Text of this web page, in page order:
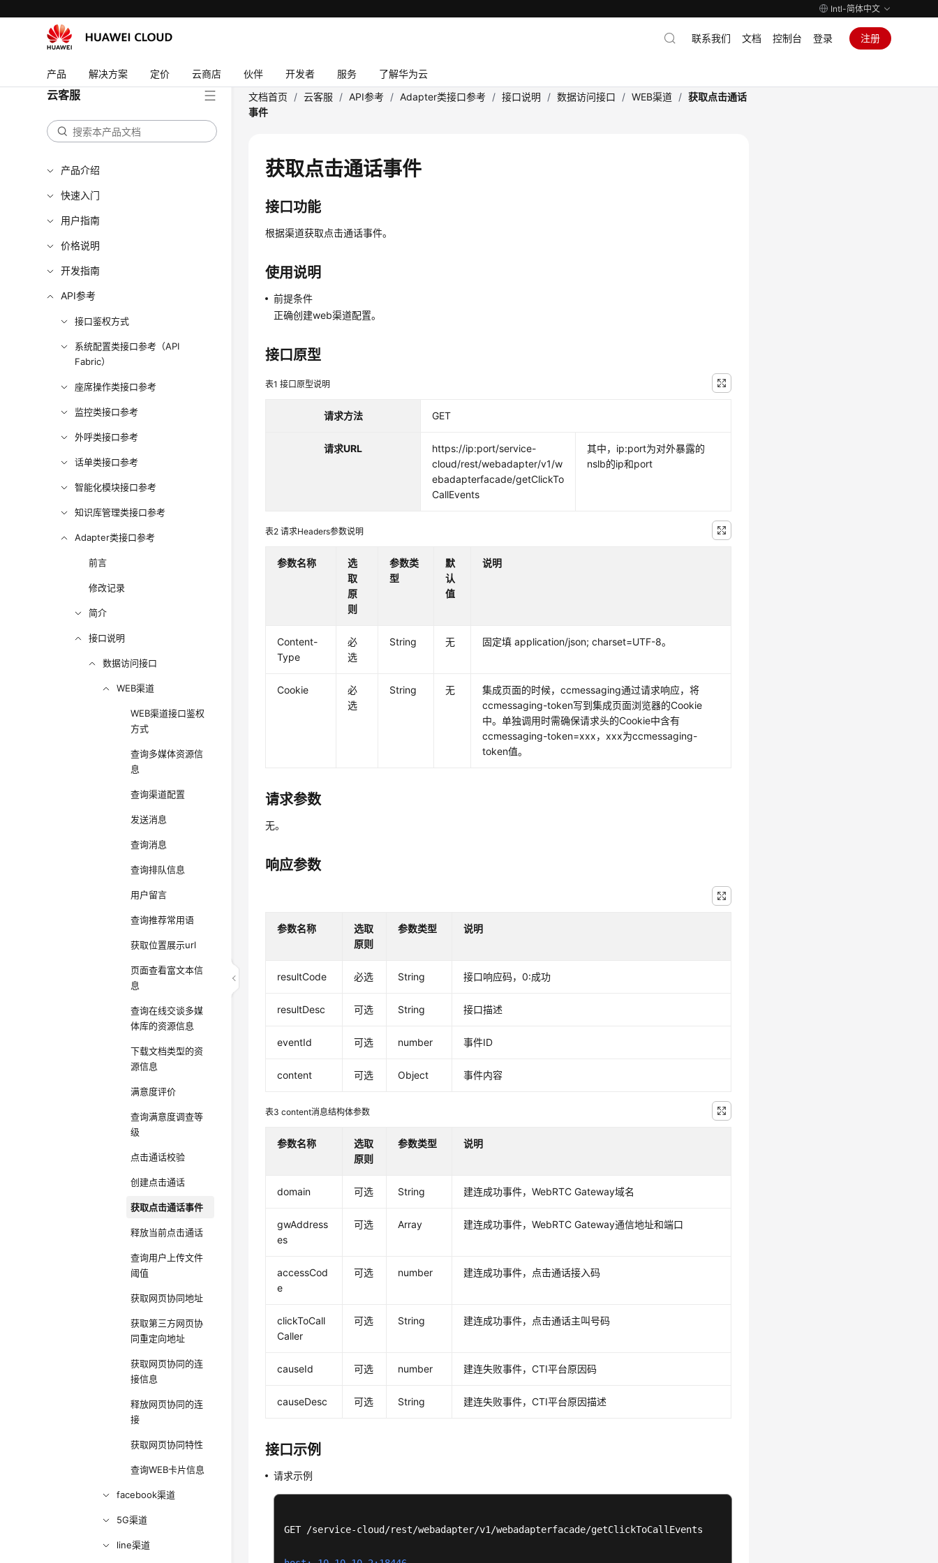
Intl-简体中文
产品 解决方案 定价 云商店 伙伴 开发者 服务 了解华为云
联系我们 文档 控制台 登录 注册
云客服
产品介绍
快速入门
用户指南
价格说明
开发指南
API参考
接口鉴权方式
系统配置类接口参考（API
Fabric）
座席操作类接口参考
监控类接口参考
外呼类接口参考
话单类接口参考
智能化模块接口参考
知识库管理类接口参考
Adapter类接口参考
前言
修改记录
简介
接口说明
数据访问接口
WEB渠道
WEB渠道接口鉴权
方式
查询多媒体资源信
息
查询渠道配置
发送消息
查询消息
查询排队信息
用户留言
查询推荐常用语
获取位置展示url
页面查看富文本信
息
查询在线交谈多媒
体库的资源信息
下载文档类型的资
源信息
满意度评价
查询满意度调查等
级
点击通话校验
创建点击通话
获取点击通话事件
释放当前点击通话
查询用户上传文件
阈值
获取网页协同地址
获取第三方网页协
同重定向地址
获取网页协同的连
接信息
释放网页协同的连
接
获取网页协同特性
查询WEB卡片信息
facebook渠道
5G渠道
line渠道
文档首页 / 云客服 / API参考 / Adapter类接口参考 / 接口说明 / 数据访问接口 / WEB渠道 / 获取点击通话
事件
获取点击通话事件
接口功能
根据渠道获取点击通话事件。
使用说明
前提条件
正确创建web渠道配置。
接口原型
表1接口原型说明
请求方法 GET
请求URL
https://ip:port/service-
cloud/rest/webadapter/v1/w
ebadapterfacade/getClickTo
CallEvents
其中，ip:port为对外暴露的
nslb的ip和port
表2请求Headers参数说明
参数名称
选
取
原
则
参数类
型
默
认
值
说明
Content-
Type
必
选
String 无 固定填 application/json; charset=UTF-8。
Cookie
必
选
String 无
集成页面的时候，ccmessaging通过请求响应，将
ccmessaging-token写到集成页面浏览器的Cookie
中。单独调用时需确保请求头的Cookie中含有
ccmessaging-token=xxx，xxx为ccmessaging-
token值。
请求参数
无。
响应参数
参数名称
选取
原则
参数类型 说明
resultCode 必选 String 接口响应码，0:成功
resultDesc 可选 String 接口描述
eventId 可选 number 事件ID
content 可选 Object 事件内容
表3content消息结构体参数
参数名称
选取
原则
参数类型 说明
domain 可选 String 建连成功事件，WebRTC Gateway域名
gwAddress
es
可选 Array 建连成功事件，WebRTC Gateway通信地址和端口
accessCod
e
可选 number 建连成功事件，点击通话接入码
clickToCall
Caller
可选 String 建连成功事件，点击通话主叫号码
causeId 可选 number 建连失败事件，CTI平台原因码
causeDesc 可选 String 建连失败事件，CTI平台原因描述
接口示例
请求示例
GET /service-cloud/rest/webadapter/v1/webadapterfacade/getClickToCallEvents